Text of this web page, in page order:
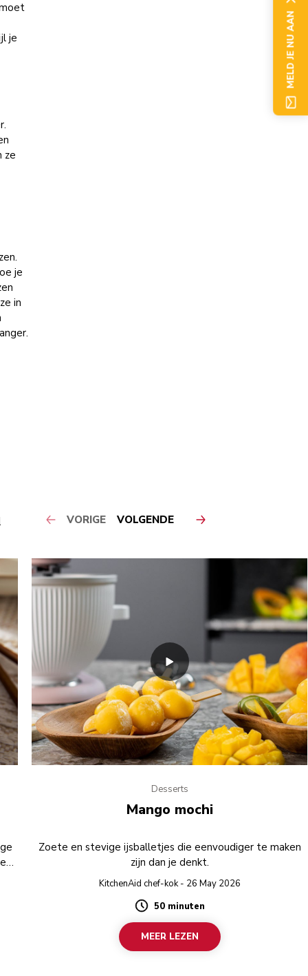
je
ze
je
in
VORIGE VOLGENDE
Desserts
Mango mochi
Zoete en stevige ijsballetjes die eenvoudiger te maken
zijn dan je denkt.
KitchenAid chef-kok - 26 May 2026
Duration
50 minuten
MEER LEZEN
MELD JE NU AAN